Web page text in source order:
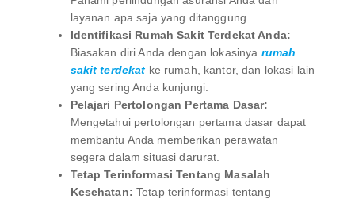
layanan apa saja yang ditanggung.
Identifikasi Rumah Sakit Terdekat Anda:
Biasakan diri Anda dengan lokasinya rumah
sakit terdekat ke rumah, kantor, dan lokasi lain
yang sering Anda kunjungi.
Pelajari Pertolongan Pertama Dasar:
Mengetahui pertolongan pertama dasar dapat
membantu Anda memberikan perawatan
segera dalam situasi darurat.
Tetap Terinformasi Tentang Masalah
Kesehatan: Tetap terinformasi tentang